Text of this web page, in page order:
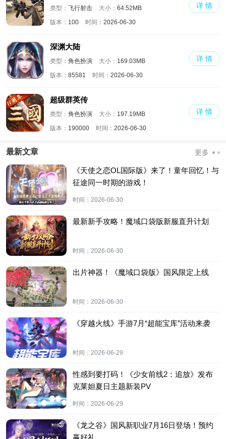
类型： 飞行射击 大小： 64.52MB
版本： 100 时间： 2026-06-30
详 情
深渊大陆
类型： 角色扮演 大小： 169.03MB
版本： 85581 时间： 2026-06-30
详 情
超级群英传
类型： 角色扮演 大小： 197.19MB
版本： 190000 时间： 2026-06-30
详 情
最新文章 更多
《天使之恋OL国际版》来了！童年回忆！与
征途同一时期的游戏！
时间： 2026-06-30
最新新手攻略！魔域口袋版新服直升计划
时间： 2026-06-30
出片神器！《魔域口袋版》国风限定上线
时间： 2026-06-30
《穿越火线》手游7月“超能宝库”活动来袭
时间： 2026-06-29
性感到要打码！《少女前线2：追放》发布
克莱妲夏日主题新装PV
时间： 2026-06-29
《龙之谷》国风新职业7月16日登场！预约